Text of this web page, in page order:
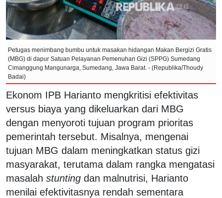
Petugas menimbang bumbu untuk masakan hidangan Makan Bergizi Gratis
(MBG) di dapur Satuan Pelayanan Pemenuhan Gizi (SPPG) Sumedang
Cimanggung Mangunarga, Sumedang, Jawa Barat. - (Republika/Thoudy
Badai)
Ekonom IPB Harianto mengkritisi efektivitas
versus biaya yang dikeluarkan dari MBG
dengan menyoroti tujuan program prioritas
pemerintah tersebut. Misalnya, mengenai
tujuan MBG dalam meningkatkan status gizi
masyarakat, terutama dalam rangka mengatasi
masalah stunting dan malnutrisi, Harianto
menilai efektivitasnya rendah sementara